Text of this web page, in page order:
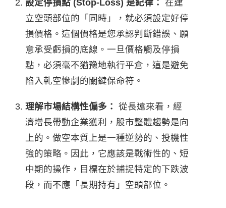
設定停損點 (Stop-Loss) 是紀律： 在建
立空頭部位的「同時」，就必須設定好停
損價格。這個價格是您承認判斷錯誤、願
意承受虧損的底線。一旦價格觸及停損
點，必須毫不猶豫地執行平倉，這是避免
陷入軋空慘劇的關鍵保命符。
理解市場結構性偏多： 從長遠來看，經
濟增長帶動企業獲利，股市整體趨勢是向
上的。做空本質上是一種逆勢的、投機性
強的策略。因此，它應該是戰術性的、短
中期的操作，目標在於捕捉特定的下跌波
段，而不應「長期持有」空頭部位。